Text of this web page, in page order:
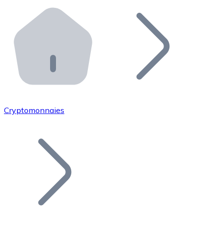
Distributeurs automatiques Bitnovo
Intégrez un ATM Bitnovo dans votre entreprise et
API Bitnovo
Intégrez notre API dans votre écosystème.
Rejoignez notre réseau de distributeurs et
Ajoutez le token de votre projet à notre service
Cryptomonnaies